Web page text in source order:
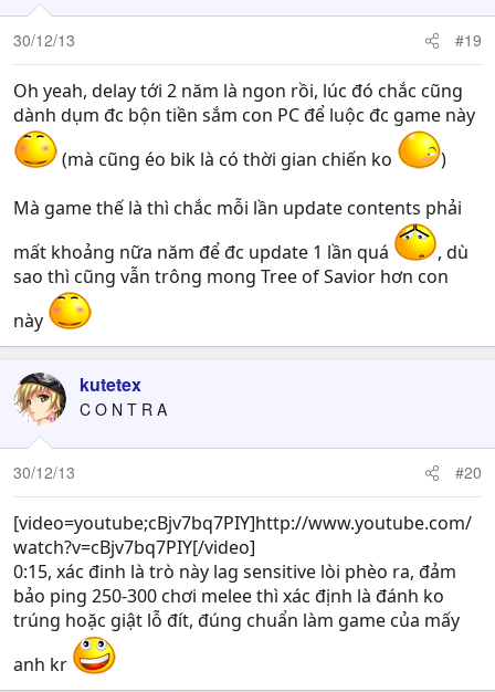
30/12/13 #19
Oh yeah, delay tới 2 năm là ngon rồi, lúc đó chắc cũng
dành dụm đc bộn tiền sắm con PC để luộc đc game này
(mà cũng éo bik là có thời gian chiến ko
)
Mà game thế là thì chắc mỗi lần update contents phải
mất khoảng nữa năm để đc update 1 lần quá
, dù
sao thì cũng vẫn trông mong Tree of Savior hơn con
này
kutetex
C O N T R A
30/12/13 #20
[video=youtube;cBjv7bq7PIY]http://www.youtube.com/
watch?v=cBjv7bq7PIY[/video]
0:15, xác đinh là trò này lag sensitive lòi phèo ra, đảm
bảo ping 250-300 chơi melee thì xác định là đánh ko
trúng hoặc giật lỗ đít, đúng chuẩn làm game của mấy
anh kr